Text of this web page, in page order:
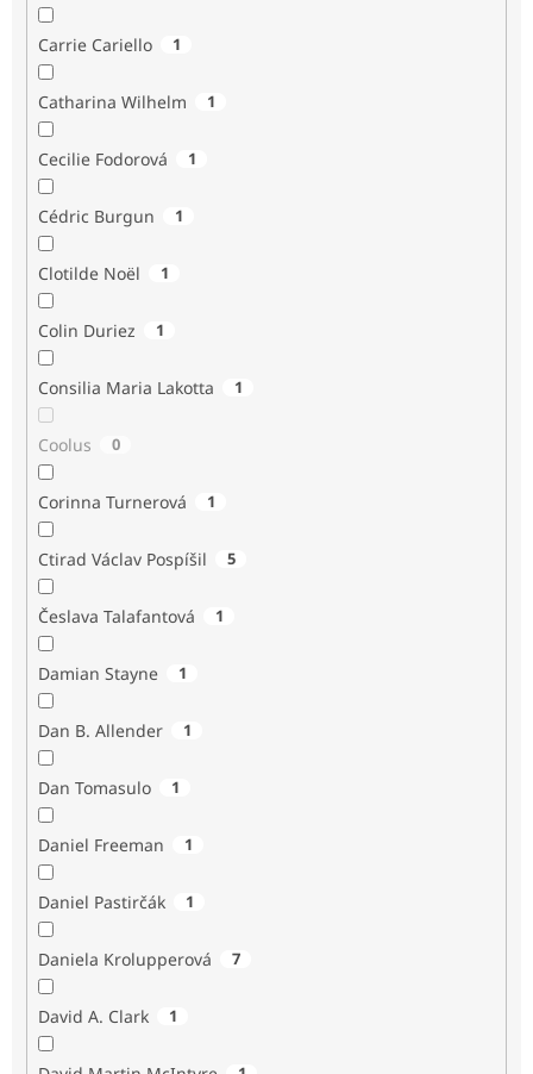
Carrie Cariello 1
Catharina Wilhelm 1
Cecilie Fodorová 1
Cédric Burgun 1
Clotilde Noël 1
Colin Duriez 1
Consilia Maria Lakotta 1
Coolus 0
Corinna Turnerová 1
Ctirad Václav Pospíšil 5
Česlava Talafantová 1
Damian Stayne 1
Dan B. Allender 1
Dan Tomasulo 1
Daniel Freeman 1
Daniel Pastirčák 1
Daniela Krolupperová 7
David A. Clark 1